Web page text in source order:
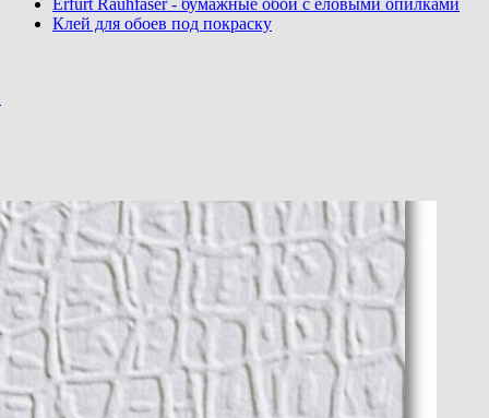
Erfurt Rauhfaser - бумажные обои с еловыми опилками
Клей для обоев под покраску